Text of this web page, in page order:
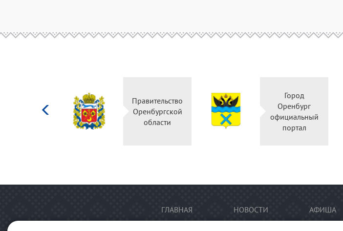
Правительство
Оренбургской
области
Город
Оренбург
официальный
портал
ГЛАВНАЯ НОВОСТИ АФИША